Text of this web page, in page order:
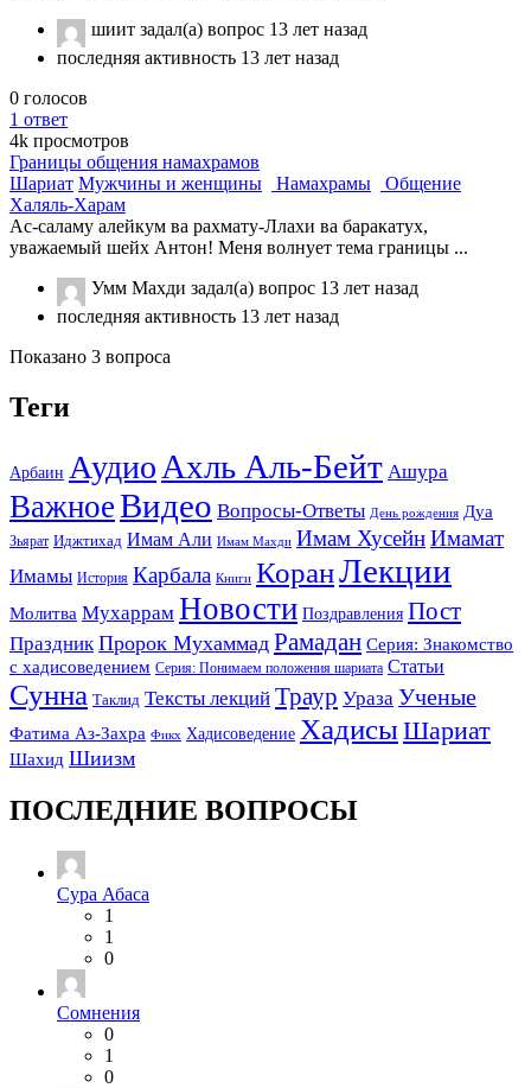
шиит задал(а) вопрос 13 лет назад
последняя активность 13 лет назад
0 голосов
1 ответ
4k просмотров
Границы общения намахрамов
Шариат Мужчины и женщины Намахрамы
Общение
Халяль-Харам
Ас-саламу алейкум ва рахмату-Ллахи ва баракатух,
уважаемый шейх Антон! Меня волнует тема границы ...
Умм Махди задал(а) вопрос 13 лет назад
последняя активность 13 лет назад
Показано 3 вопроса
Теги
Арбаин Аудио Ахль Аль-Бейт Ашура
ВажноеВидео Вопросы-Ответы День рождения Дуа
Зьярат Иджтихад Имам Али Имам Махди Имам ХусейнИмамат
Имамы История Карбала Книги КоранЛекции
Молитва Мухаррам Новости Поздравления Пост
Праздник Пророк Мухаммад Рамадан Серия: Знакомство
с хадисоведением Серия: Понимаем положения шариата Статьи
Сунна Таклид Тексты лекций Траур Ураза Ученые
Фатима Аз-Захра Фикх Хадисоведение ХадисыШариат
Шахид Шиизм
ПОСЛЕДНИЕ ВОПРОСЫ
Сура Абаса
1
1
0
Сомнения
0
1
0